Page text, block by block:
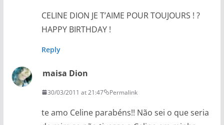
CELINE DION JE T’AIME POUR TOUJOURS ! ?
HAPPY BIRTHDAY !
Reply
maisa Dion
30/03/2011 at 21:47 Permalink
te amo Celine parabéns!! Não sei o que seria